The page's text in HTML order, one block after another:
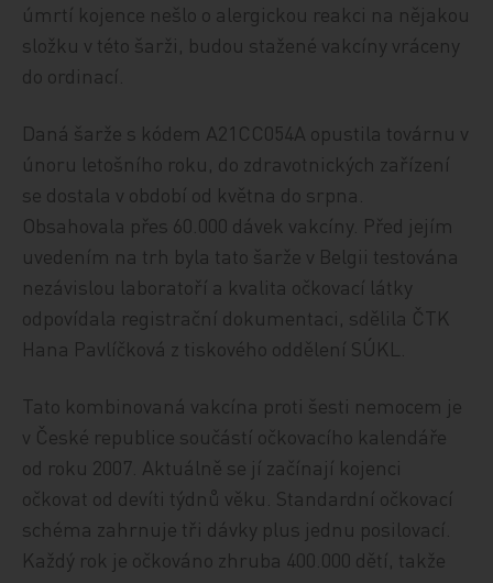
úmrtí kojence nešlo o alergickou reakci na nějakou
složku v této šarži, budou stažené vakcíny vráceny
do ordinací.
Daná šarže s kódem A21CC054A opustila továrnu v
únoru letošního roku, do zdravotnických zařízení
se dostala v období od května do srpna.
Obsahovala přes 60.000 dávek vakcíny. Před jejím
uvedením na trh byla tato šarže v Belgii testována
nezávislou laboratoří a kvalita očkovací látky
odpovídala registrační dokumentaci, sdělila ČTK
Hana Pavlíčková z tiskového oddělení SÚKL.
Tato kombinovaná vakcína proti šesti nemocem je
v České republice součástí očkovacího kalendáře
od roku 2007. Aktuálně se jí začínají kojenci
očkovat od devíti týdnů věku. Standardní očkovací
schéma zahrnuje tři dávky plus jednu posilovací.
Každý rok je očkováno zhruba 400.000 dětí, takže